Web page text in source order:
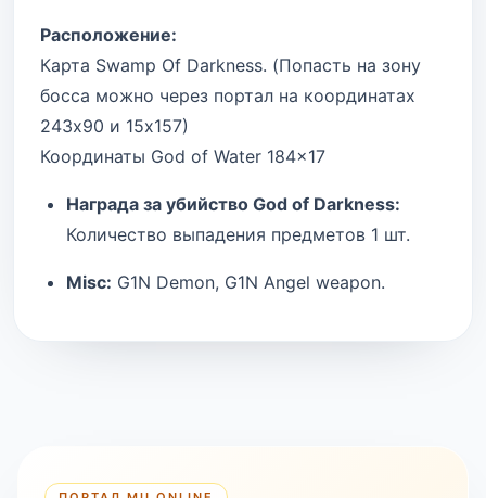
Расположение:
Карта Swamp Of Darkness. (Попасть на зону
босса можно через портал на координатах
243х90 и 15x157)
Координаты God of Water 184x17
Награда за убийство God of Darkness:
Количество выпадения предметов 1 шт.
Misc: G1N Demon, G1N Angel weapon.